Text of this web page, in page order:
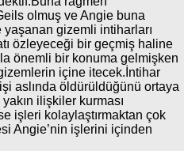
olmuş ve Angie buna
yaşanan gizemli intiharları
özleyeceği bir geçmiş haline
önemli bir konuma gelmişken
içine itecek.İntihar
aslında öldürüldüğünü ortaya
ilişkiler kurması
işleri kolaylaştırmaktan çok
Angie’nin işlerini içinden